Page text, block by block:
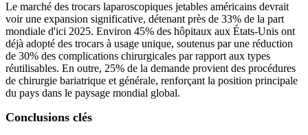
Le marché des trocars laparoscopiques jetables américains devrait
voir une expansion significative, détenant près de 33% de la part
mondiale d'ici 2025. Environ 45% des hôpitaux aux États-Unis ont
déjà adopté des trocars à usage unique, soutenus par une réduction
de 30% des complications chirurgicales par rapport aux types
réutilisables. En outre, 25% de la demande provient des procédures
de chirurgie bariatrique et générale, renforçant la position principale
du pays dans le paysage mondial global.
Conclusions clés